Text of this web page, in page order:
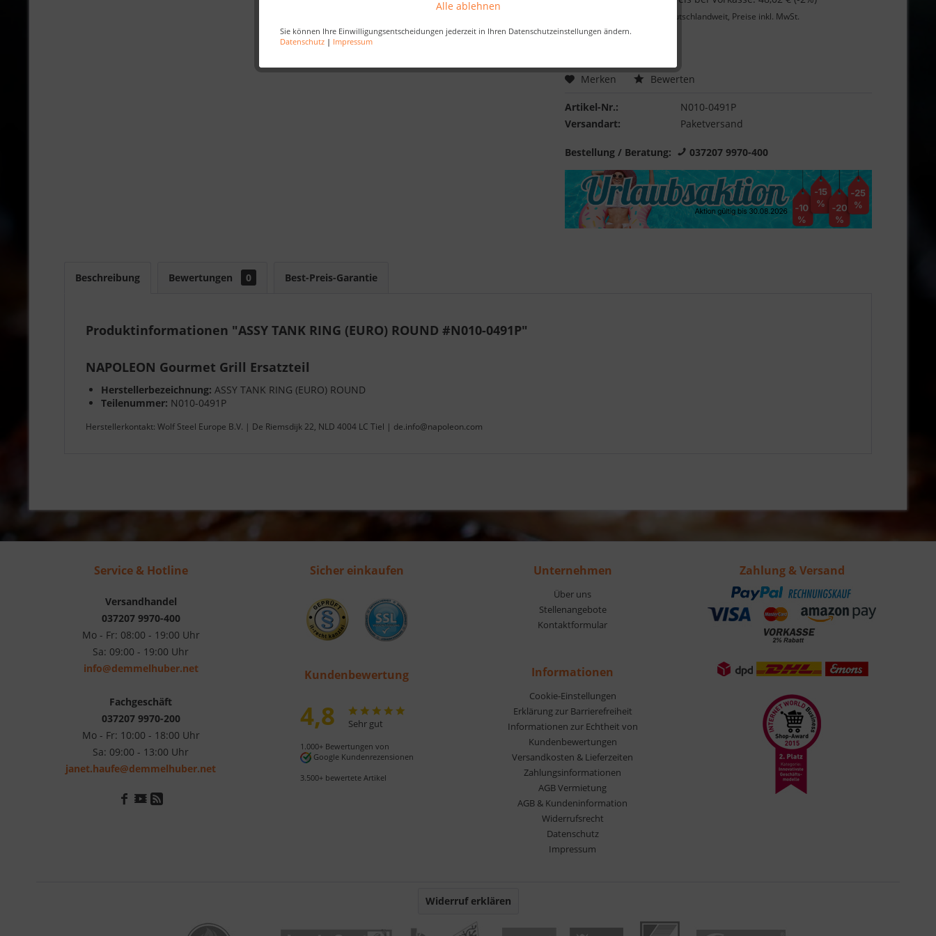
Alle ablehnen
Sie können Ihre Einwilligungsentscheidungen jederzeit in Ihren Datenschutzeinstellungen ändern.
Datenschutz | Impressum
deutschlandweit, Preise inkl. MwSt.
Best-Preis-Garantie
Merken Bewerten
Artikel-Nr.:
N010-0491P
Versandart:
Paketversand
Bestellung / Beratung: 037207 9970-400
Beschreibung Bewertungen 0 Best-Preis-Garantie
Produktinformationen "ASSY TANK RING (EURO) ROUND #N010-0491P"
NAPOLEON Gourmet Grill Ersatzteil
Herstellerbezeichnung: ASSY TANK RING (EURO) ROUND
Teilenummer: N010-0491P
Herstellerkontakt: Wolf Steel Europe B.V. | De Riemsdijk 22, NLD 4004 LC Tiel | de.info@napoleon.com
Service & Hotline
Versandhandel
037207 9970-400
Mo - Fr: 08:00 - 19:00 Uhr
Sa: 09:00 - 19:00 Uhr
info@demmelhuber.net
Fachgeschäft
037207 9970-200
Mo - Fr: 10:00 - 18:00 Uhr
Sa: 09:00 - 13:00 Uhr
janet.haufe@demmelhuber.net
Sicher einkaufen
Kundenbewertung
4,8 Sehr gut
1.000+ Bewertungen von
Google Kundenrezensionen
3.500+ bewertete Artikel
Unternehmen
Über uns
Stellenangebote
Kontaktformular
Informationen
Cookie-Einstellungen
Erklärung zur Barrierefreiheit
Informationen zur Echtheit von
Kundenbewertungen
Versandkosten & Lieferzeiten
Zahlungsinformationen
AGB Vermietung
AGB & Kundeninformation
Widerrufsrecht
Datenschutz
Impressum
Zahlung & Versand
Widerruf erklären